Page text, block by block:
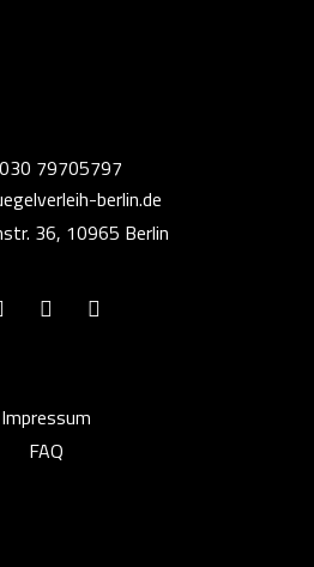
030 79705797
berlin.de
36, 10965 Berlin
Impressum
FAQ